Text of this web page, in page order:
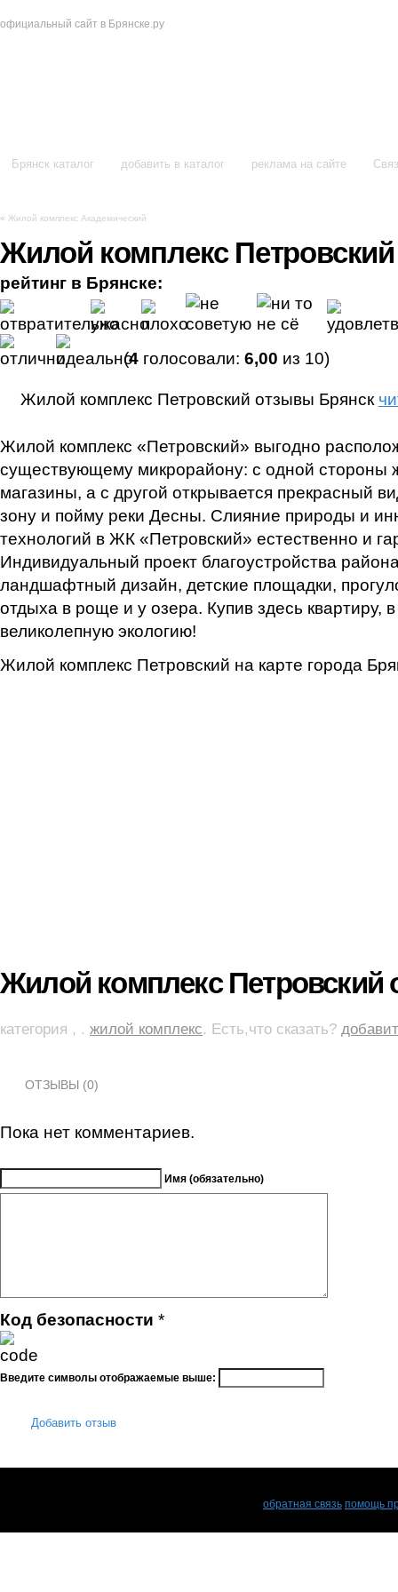
официальный сайт в Брянске.ру
Брянск каталог добавить в каталог реклама на сайте
« Жилой комплекс Академический
Жилой комплекс Петровский
рейтинг в Брянске:
(4 голосовали: 6,00 из 10)
Жилой комплекс Петровский отзывы Брянск
Жилой комплекс «Петровский» выгодно
существующему микрорайону: с одной стороны
магазины, а с другой открывается прекрасный
зону и пойму реки Десны. Слияние природы и
технологий в ЖК «Петровский» естественно и
Индивидуальный проект благоустройства
ландшафтный дизайн, детские площадки,
отдыха в роще и у озера. Купив здесь квартиру,
великолепную экологию!
Жилой комплекс Петровский на карте города
Жилой комплекс Петровский
категория , . жилой комплекс. Есть,что сказать?
ОТЗЫВЫ (0)
Пока нет комментариев.
Имя (обязательно)
Код безопасности *
Введите символы отображаемые выше:
Добавить отзыв
обратная связь помощь